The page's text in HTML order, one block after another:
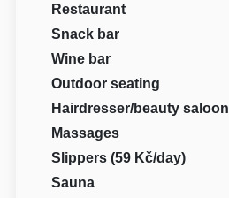
Restaurant
Snack bar
Wine bar
Outdoor seating
Hairdresser/beauty saloon
Massages
Slippers (59 Kč/day)
Sauna